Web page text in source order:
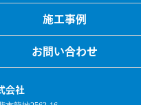
施工事例
お問い合わせ
会社